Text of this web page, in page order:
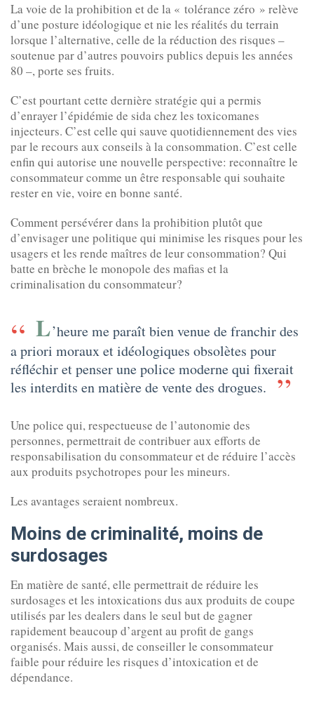
La voie de la prohibition et de la « tolérance zéro » relève
d’une posture idéologique et nie les réalités du terrain
lorsque l’alternative, celle de la réduction des risques –
soutenue par d’autres pouvoirs publics depuis les années
80 –, porte ses fruits.
C’est pourtant cette dernière stratégie qui a permis
d’enrayer l’épidémie de sida chez les toxicomanes
injecteurs. C’est celle qui sauve quotidiennement des vies
par le recours aux conseils à la consommation. C’est celle
enfin qui autorise une nouvelle perspective: reconnaître le
consommateur comme un être responsable qui souhaite
rester en vie, voire en bonne santé.
Comment persévérer dans la prohibition plutôt que
d’envisager une politique qui minimise les risques pour les
usagers et les rende maîtres de leur consommation? Qui
batte en brèche le monopole des mafias et la
criminalisation du consommateur?
L’heure me paraît bien venue de franchir des
a priori moraux et idéologiques obsolètes pour
réfléchir et penser une police moderne qui fixerait
les interdits en matière de vente des drogues.
Une police qui, respectueuse de l’autonomie des
personnes, permettrait de contribuer aux efforts de
responsabilisation du consommateur et de réduire l’accès
aux produits psychotropes pour les mineurs.
Les avantages seraient nombreux.
Moins de criminalité, moins de
surdosages
En matière de santé, elle permettrait de réduire les
surdosages et les intoxications dus aux produits de coupe
utilisés par les dealers dans le seul but de gagner
rapidement beaucoup d’argent au profit de gangs
organisés. Mais aussi, de conseiller le consommateur
faible pour réduire les risques d’intoxication et de
dépendance.